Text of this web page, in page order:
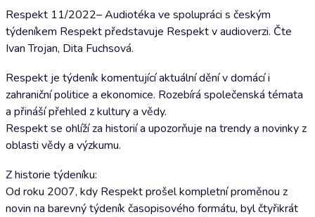
Respekt 11/2022– Audiotéka ve spolupráci s českým
týdeníkem Respekt představuje Respekt v audioverzi. Čte
Ivan Trojan, Dita Fuchsová.
Respekt je týdeník komentující aktuální dění v domácí i
zahraniční politice a ekonomice. Rozebírá společenská témata
a přináší přehled z kultury a vědy.
Respekt se ohlíží za historií a upozorňuje na trendy a novinky z
oblasti vědy a výzkumu.
Z historie týdeníku:
Od roku 2007, kdy Respekt prošel kompletní proměnou z
novin na barevný týdeník časopisového formátu, byl čtyřikrát